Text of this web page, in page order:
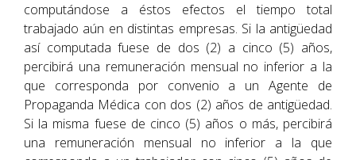
computándose a éstos efectos el tiempo total
trabajado aún en distintas empresas. Si la antigüedad
así computada fuese de dos (2) a cinco (5) años,
percibirá una remuneración mensual no inferior a la
que corresponda por convenio a un Agente de
Propaganda Médica con dos (2) años de antigüedad.
Si la misma fuese de cinco (5) años o más, percibirá
una remuneración mensual no inferior a la que